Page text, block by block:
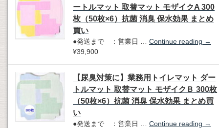
ートルマット 取替マット モザイクA 300
枚（50枚×6）抗菌 消臭 保水効果 まとめ
買い
●発送まで ：営業日 … Continue reading →
¥39,900
【尿臭対策に】業務用トイレマット ダー
トルマット 取替マット モザイクＢ 300枚
（50枚×6）抗菌 消臭 保水効果 まとめ買
い
●発送まで ：営業日 … Continue reading →